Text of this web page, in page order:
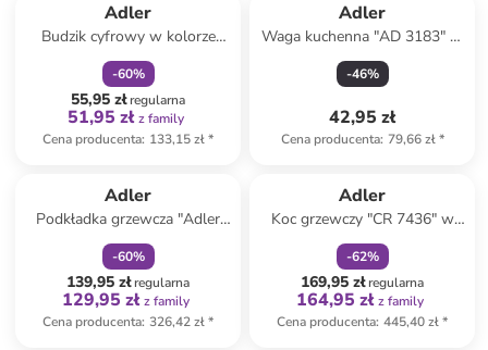
Adler
Budzik cyfrowy w kolorze
czarnym
-60%
55,95 złregularna
51,95 zł z family
Cena producenta: 133,15 zł*
Adler
Waga kuchenna "AD 3183" w
kolorze czarnym - 5 kg
-46%
42,95 zł
Cena producenta: 79,66 zł*
Adler
Podkładka grzewcza "Adler
AD 7426" w kolorze szarym -
160 x 150 cm
-60%
139,95 złregularna
129,95 zł z family
Cena producenta: 326,42 zł*
Adler
Koc grzewczy "CR 7436" w
kolorze jasnobrązowym - 160
x 150 cm
-62%
169,95 złregularna
164,95 zł z family
Cena producenta: 445,40 zł*